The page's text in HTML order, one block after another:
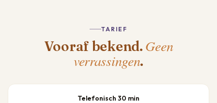
TARIEF
Vooraf bekend. Geen
verrassingen.
Telefonisch 30 min